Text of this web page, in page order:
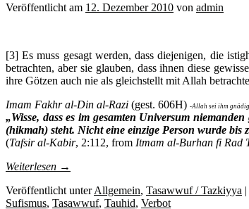
Veröffentlicht am 12. Dezember 2010 von admin
[3] Es muss gesagt werden, dass diejenigen, die
betrachten, aber sie glauben, dass ihnen diese
ihre Götzen auch nie als gleichstellt mit Allah
Imam Fakhr al-Din al-Razi (gest. 606H) -Allah sei ihm
„Wisse, dass es im gesamten Universum
(hikmah) steht. Nicht eine einzige Person wurde
(Tafsir al-Kabir, 2:112, from Itmam al-Burhan fi Rad
Weiterlesen →
Veröffentlicht unter Allgemein, Tasawwuf / Tazkiyya |
Sufismus, Tasawwuf, Tauhid, Verbot